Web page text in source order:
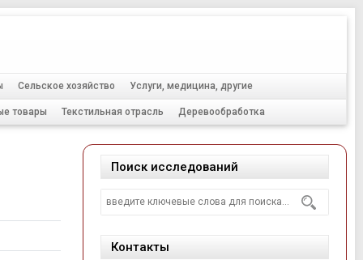
Сельское хозяйство Услуги, медицина, другие
товары Текстильная отрасль Деревообработка
Поиск исследований
Контакты